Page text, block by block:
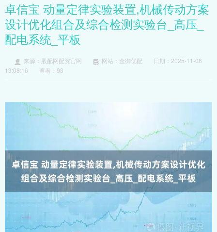
卓信宝 动量定律实验装置,机械传动方案
设计优化组合及综合检测实验台_高压_
配电系统_平板
来源：股配网配资官网 网站：金御优配
日期：2025-11-06
13:08:16
查看：93